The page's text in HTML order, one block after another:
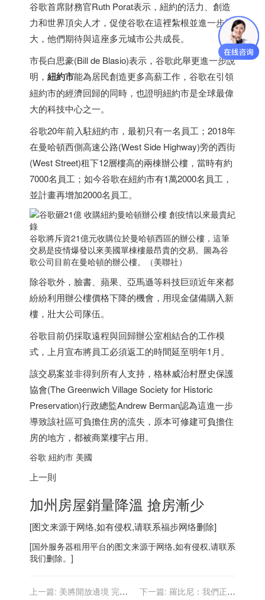
谷歌首席財務官Ruth Porat表示，紐約的活力、創造
力和世界頂尖人才，促使谷歌在這裡紮根並進一步擴
大，他們期待與這座多元城市公共成長。
市長白思豪(Bill de Blasio)表示，谷歌此舉更進一步說
明， 紐約市能為居民創造更多高薪工作，谷歌在引領
紐約市的經濟回歸的同時，也證明紐約市是全球最偉
大的科技中心之一。
谷歌20年前入駐紐約市，最初只有一名員工；2018年
在曼哈頓西側高速公路(West Side Highway)旁的西街
(West Street)租下12層樓高的兩棟辦公樓，當時有約
7000名員工；如今谷歌在紐約市有1萬2000名員工，
並計畫再增加2000名員工。
谷歌將斥資21億元收購位於曼哈頓西區的辦公樓，這筆
交易是疫情爆發以來美國單棟樓最昂貴的交易。圖為谷
歌公司目前在曼哈頓的辦公樓。（美聯社）
除谷歌外，臉書、蘋果、亞馬遜等科技巨頭近年來都
紛紛利用辦公樓價格下降的機會，用現金儲備購入新
樓，壯大公司隊伍。
谷歌目前仍採取遠程與回歸辦公室相結合的工作模
式，上月宣布將員工必須返工的時間延至明年1月。
該交易案並非得到所有人支持，格林威治村歷史保護
協會(The Greenwich Village Society for Historic
Preservation)行政總監Andrew Berman認為這進一步
導致該社區可負擔住房的流失，原本可修建可負擔住
房的地方，都被商業樓宇占用。
谷歌 紐約市 美國
上一則
加州房屋銷量降溫 搶房漸少
[图文来源于网络,如有侵权,请联系福步网络删除]
[国外服务器租用平台的图文来源于网络,如有侵权,请联系
我们删除。]
上一篇: 美將開放邊境 完整
下一篇: 羅比尼：我們正身